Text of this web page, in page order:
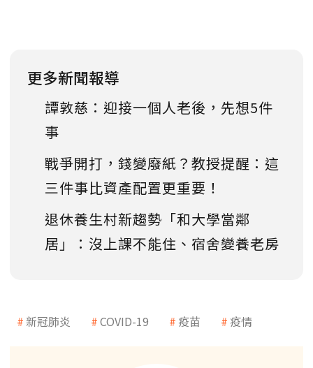
更多新聞報導
譚敦慈：迎接一個人老後，先想5件
事
戰爭開打，錢變廢紙？教授提醒：這
三件事比資產配置更重要！
退休養生村新趨勢「和大學當鄰
居」：沒上課不能住、宿舍變養老房
新冠肺炎 COVID-19 疫苗 疫情